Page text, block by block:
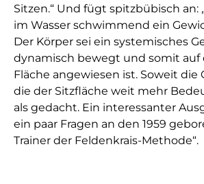
Sitzen.“ Und fügt spitzbübisch an:
im Wasser schwimmend ein
Der Körper sei ein systemisches
dynamisch bewegt und somit auf
Fläche angewiesen ist. Soweit die
die der Sitzfläche weit mehr
als gedacht. Ein interessanter
ein paar Fragen an den 1959
Trainer der Feldenkrais-Methode“.